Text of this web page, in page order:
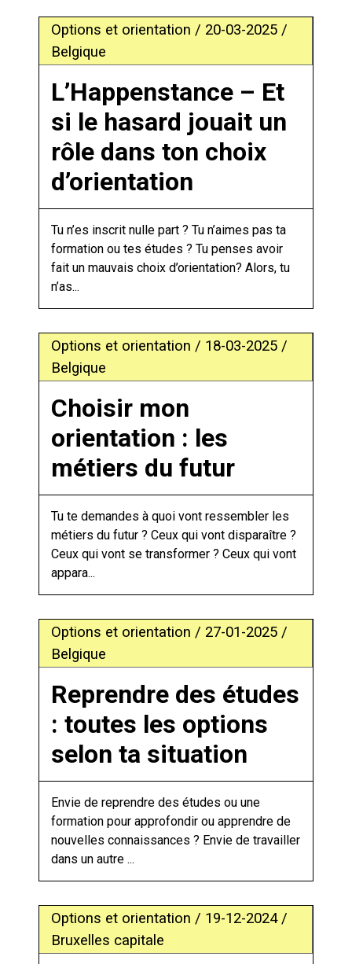
Options et orientation / 20-03-2025 /
Belgique
L’Happenstance – Et
si le hasard jouait un
rôle dans ton choix
d’orientation
Tu n’es inscrit nulle part ? Tu n’aimes pas ta
formation ou tes études ? Tu penses avoir
fait un mauvais choix d’orientation? Alors, tu
n’as...
Options et orientation / 18-03-2025 /
Belgique
Choisir mon
orientation : les
métiers du futur
Tu te demandes à quoi vont ressembler les
métiers du futur ? Ceux qui vont disparaître ?
Ceux qui vont se transformer ? Ceux qui vont
appara...
Options et orientation / 27-01-2025 /
Belgique
Reprendre des études
: toutes les options
selon ta situation
Envie de reprendre des études ou une
formation pour approfondir ou apprendre de
nouvelles connaissances ? Envie de travailler
dans un autre ...
Options et orientation / 19-12-2024 /
Bruxelles capitale